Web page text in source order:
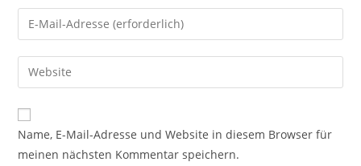
Namen
oder
zum
Kommentieren
ein
Gib
deine
E-
Mail-
zum
Kommentieren
ein
Gib
deine
Website-
URL
Name, E-Mail-Adresse und Website in diesem Browser für
meinen nächsten Kommentar speichern.